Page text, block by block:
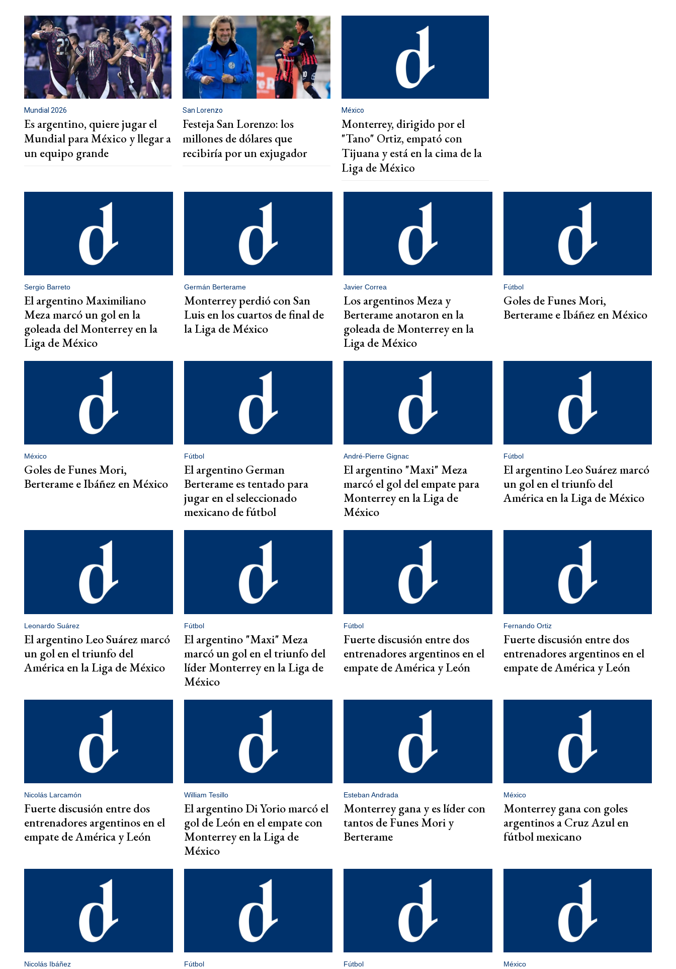
Mundial 2026
Es argentino, quiere jugar el
Mundial para México y llegar a
un equipo grande
San Lorenzo
Festeja San Lorenzo: los
millones de dólares que
recibiría por un exjugador
México
Monterrey, dirigido por el
"Tano" Ortiz, empató con
Tijuana y está en la cima de la
Liga de México
Sergio Barreto
El argentino Maximiliano
Meza marcó un gol en la
goleada del Monterrey en la
Liga de México
Germán Berterame
Monterrey perdió con San
Luis en los cuartos de final de
la Liga de México
Javier Correa
Los argentinos Meza y
Berterame anotaron en la
goleada de Monterrey en la
Liga de México
Fútbol
Goles de Funes Mori,
Berterame e Ibáñez en México
México
Goles de Funes Mori,
Berterame e Ibáñez en México
Fútbol
El argentino German
Berterame es tentado para
jugar en el seleccionado
mexicano de fútbol
André-Pierre Gignac
El argentino "Maxi" Meza
marcó el gol del empate para
Monterrey en la Liga de
México
Fútbol
El argentino Leo Suárez marcó
un gol en el triunfo del
América en la Liga de México
Leonardo Suárez
El argentino Leo Suárez marcó
un gol en el triunfo del
América en la Liga de México
Fútbol
El argentino "Maxi" Meza
marcó un gol en el triunfo del
líder Monterrey en la Liga de
México
Fútbol
Fuerte discusión entre dos
entrenadores argentinos en el
empate de América y León
Fernando Ortiz
Fuerte discusión entre dos
entrenadores argentinos en el
empate de América y León
Nicolás Larcamón
Fuerte discusión entre dos
entrenadores argentinos en el
empate de América y León
William Tesillo
El argentino Di Yorio marcó el
gol de León en el empate con
Monterrey en la Liga de
México
Esteban Andrada
Monterrey gana y es líder con
tantos de Funes Mori y
Berterame
México
Monterrey gana con goles
argentinos a Cruz Azul en
fútbol mexicano
Nicolás Ibáñez Fútbol Fútbol México